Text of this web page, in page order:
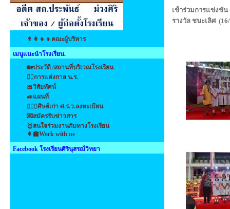
👨‍👩‍👧‍👦คณะผู้บริหาร
เมนูแนะนำโรงเรียน.
🏡ประวัติ /สถานที่บริเวณโรงเรียน
👩‍⚕️การแต่งกาย น.ร.
🎀วิสัยทัศน์
🚙แผนที่
👩‍❤️‍👩ศิษย์เก่า ศ.ร.ว.ลงทะเบียน
💌สมัครรับข่าวสาร
🥇สนใจร่วมงานกับทางโรงเรียน
👩‍🏫Work with us
Facebook โรงเรียนศิรินุสรณ์วิทยา
เข้าร่วมการแข่งขั
รางวัล ชนะเลิศ